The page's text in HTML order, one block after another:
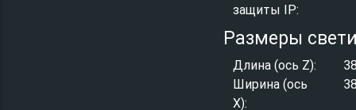
защиты IP:
Размеры
Длина (ось Z):
Ширина (ось
X):